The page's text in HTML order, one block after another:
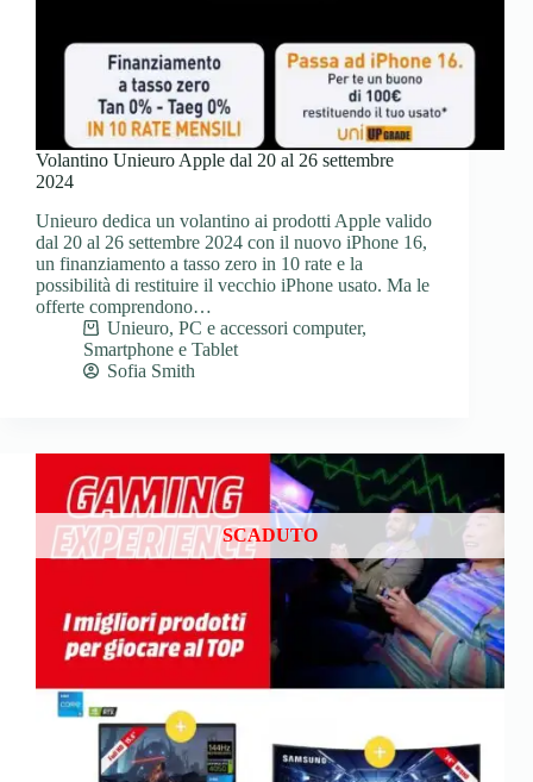
Volantino Unieuro Apple dal 20 al 26 settembre
2024
Unieuro dedica un volantino ai prodotti Apple valido
dal 20 al 26 settembre 2024 con il nuovo iPhone 16,
un finanziamento a tasso zero in 10 rate e la
possibilità di restituire il vecchio iPhone usato. Ma le
offerte comprendono…
Unieuro, PC e accessori computer,
Smartphone e Tablet
Sofia Smith
SCADUTO